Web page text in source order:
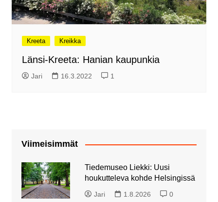
Kreeta Kreikka
Länsi-Kreeta: Hanian kaupunkia
Jari 16.3.2022 1
Viimeisimmät
Tiedemuseo Liekki: Uusi
houkutteleva kohde Helsingissä
Jari 1.8.2026 0